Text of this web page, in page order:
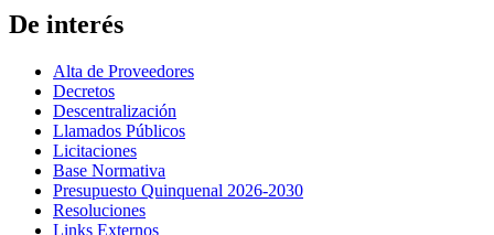
De interés
Alta de Proveedores
Decretos
Descentralización
Llamados Públicos
Licitaciones
Base Normativa
Presupuesto Quinquenal 2026-2030
Resoluciones
Links Externos